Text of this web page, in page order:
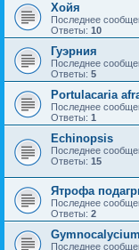
Хойя
Последнее
Ответы: 10
Гуэрния
Последнее
Ответы: 5
Portulacaria
Последнее
Ответы: 1
Echinopsis
Последнее
Ответы: 15
Ятрофа
Последнее
Ответы: 2
Gymnocalycium
Последнее